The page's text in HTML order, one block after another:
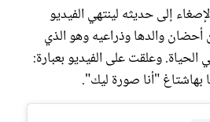
إلى حديثه لينتهي الفيديو
والدها وذراعيه وهو الذي
الحياة. وعلقت على الفيديو بعبارة:
بهاشتاغ "أنا صورة ليك".